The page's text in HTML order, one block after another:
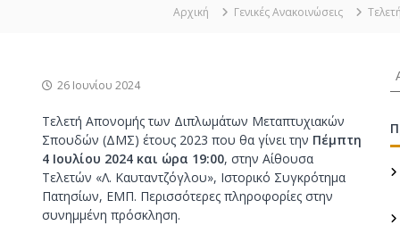
μ
ς
κ
α
ι
Κ
Αρχική Γενικές Ανακοινώσεις
26 Ιουνίου 2024
Τελετή Απονομής των Διπλωμάτων Μεταπτυχιακών
Σπουδών (ΔΜΣ) έτους 2023 που θα γίνει την Πέμπτη
4 Ιουλίου 2024 και ώρα 19:00, στην Αίθουσα
Τελετών «Λ. Καυταντζόγλου», Ιστορικό Συγκρότημα
Πατησίων, ΕΜΠ. Περισσότερες πληροφορίες στην
συνημμένη πρόσκληση.
ν
ζ
ή
η
η